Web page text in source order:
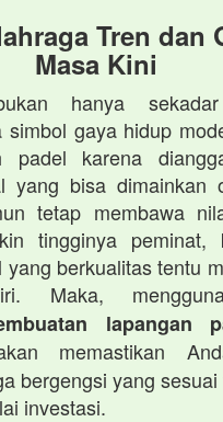
Tren dan
Masa Kini
hanya sekadar
simbol gaya hidup
padel karena
yang bisa dimainkan
tetap membawa
tingginya peminat,
yang berkualitas tentu
Maka,
lapangan
memastikan
bergengsi yang
investasi.